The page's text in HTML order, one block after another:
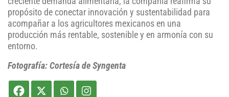
propósito de conectar innovación y sustentabilidad para
acompañar a los agricultores mexicanos en una
producción más rentable, sostenible y en armonía con su
entorno.
Fotografía: Cortesía de Syngenta